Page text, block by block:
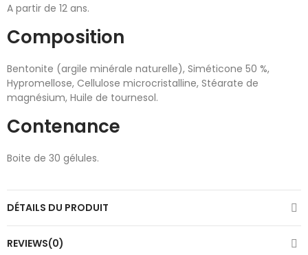
A partir de 12 ans.
Composition
Bentonite (argile minérale naturelle), Siméticone 50 %,
Hypromellose, Cellulose microcristalline, Stéarate de
magnésium, Huile de tournesol.
Contenance
Boite de 30 gélules.
DÉTAILS DU PRODUIT
REVIEWS(0)